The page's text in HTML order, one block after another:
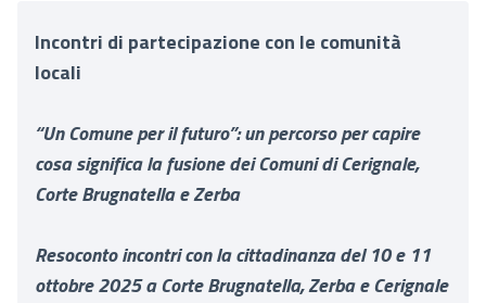
Incontri di partecipazione con le comunità
locali
“Un Comune per il futuro”:un percorso per capire
cosa significa la fusione dei Comuni di Cerignale,
Corte Brugnatella e Zerba
Resoconto incontri con la cittadinanza del 10 e 11
ottobre 2025 a Corte Brugnatella, Zerba e Cerignale